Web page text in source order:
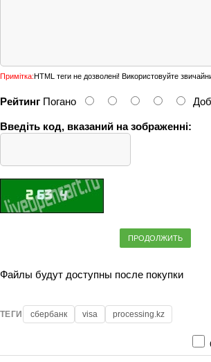
Примітка: HTML теги не дозволені! Використовуйте
Рейтинг Погано
Введіть код, вказаний на зображенні:
ПРОДОЛЖИТЬ
Файлы будут доступны после покупки
ТЕГИ сбербанк visa processing.kz